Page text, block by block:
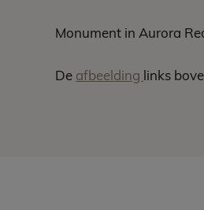
Monument in Aurora
De afbeelding links